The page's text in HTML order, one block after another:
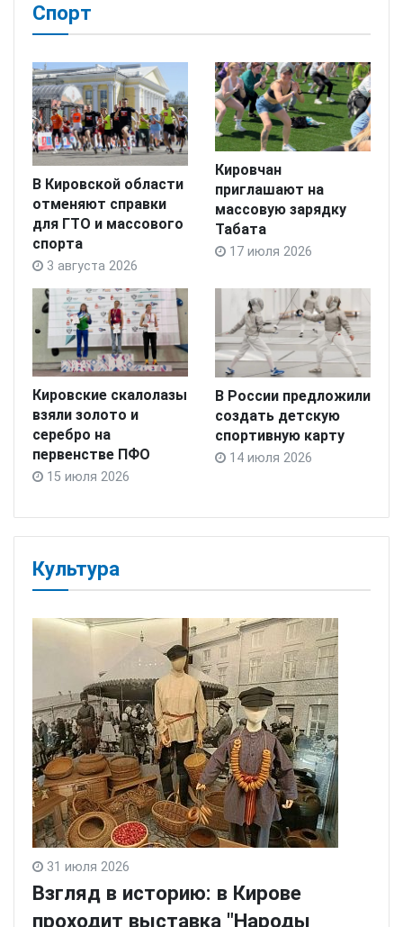
Спорт
В Кировской области
отменяют справки
для ГТО и массового
спорта
3 августа 2026
Кировчан
приглашают на
массовую зарядку
Табата
17 июля 2026
Кировские скалолазы
взяли золото и
серебро на
первенстве ПФО
15 июля 2026
В России предложили
создать детскую
спортивную карту
14 июля 2026
Культура
31 июля 2026
Взгляд в историю: в Кирове
проходит выставка "Народы